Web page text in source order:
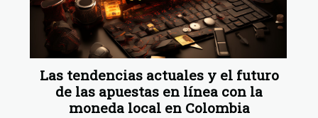
Las tendencias actuales y el futuro
de las apuestas en línea con la
moneda local en Colombia